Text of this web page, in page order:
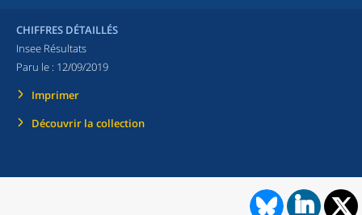
CHIFFRES DÉTAILLÉS
Insee Résultats
Paru le : 12/09/2019
Imprimer
Découvrir la collection